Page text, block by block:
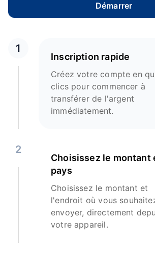
Démarrer
1
Inscription rapide
Créez votre compte en
clics pour commencer à
transférer de l'argent
immédiatement.
2
Choisissez le montant
pays
Choisissez le montant et
l'endroit où vous
envoyer, directement
votre appareil.